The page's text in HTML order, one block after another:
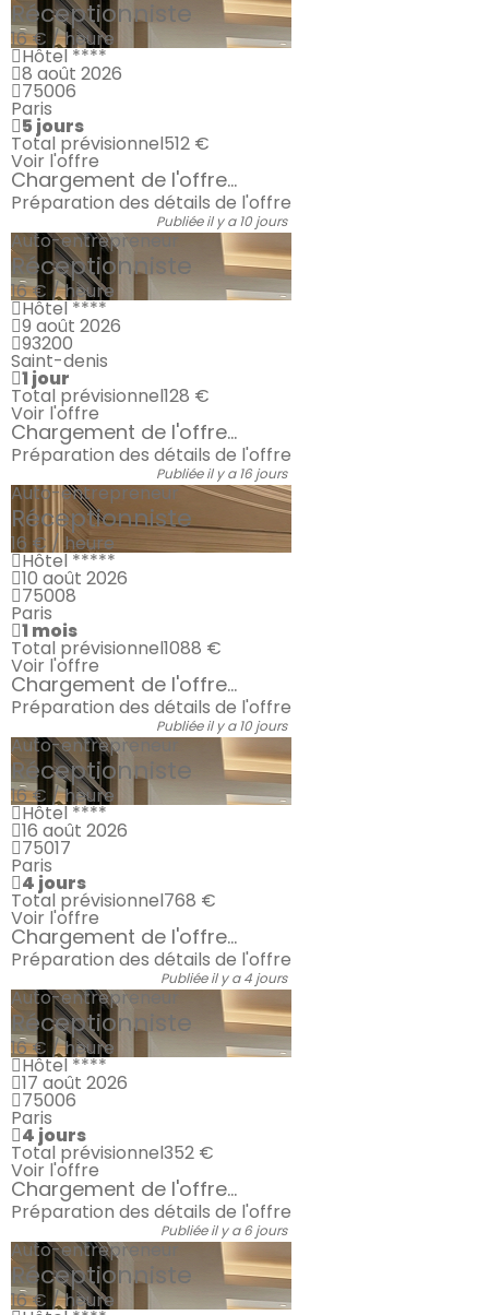
Réceptionniste
16 € / heure
Hôtel ****
8 août 2026
75006
Paris
5 jours
Total prévisionnel512 €
Voir l'offre
Chargement de l'offre...
Préparation des détails de l'offre
Publiée il y a 10 jours
Auto-entrepreneur
Réceptionniste
16 € / heure
Hôtel ****
9 août 2026
93200
Saint-denis
1 jour
Total prévisionnel128 €
Voir l'offre
Chargement de l'offre...
Préparation des détails de l'offre
Publiée il y a 16 jours
Auto-entrepreneur
Réceptionniste
16 € / heure
Hôtel *****
10 août 2026
75008
Paris
1 mois
Total prévisionnel1088 €
Voir l'offre
Chargement de l'offre...
Préparation des détails de l'offre
Publiée il y a 10 jours
Auto-entrepreneur
Réceptionniste
16 € / heure
Hôtel ****
16 août 2026
75017
Paris
4 jours
Total prévisionnel768 €
Voir l'offre
Chargement de l'offre...
Préparation des détails de l'offre
Publiée il y a 4 jours
Auto-entrepreneur
Réceptionniste
16 € / heure
Hôtel ****
17 août 2026
75006
Paris
4 jours
Total prévisionnel352 €
Voir l'offre
Chargement de l'offre...
Préparation des détails de l'offre
Publiée il y a 6 jours
Auto-entrepreneur
Réceptionniste
16 € / heure